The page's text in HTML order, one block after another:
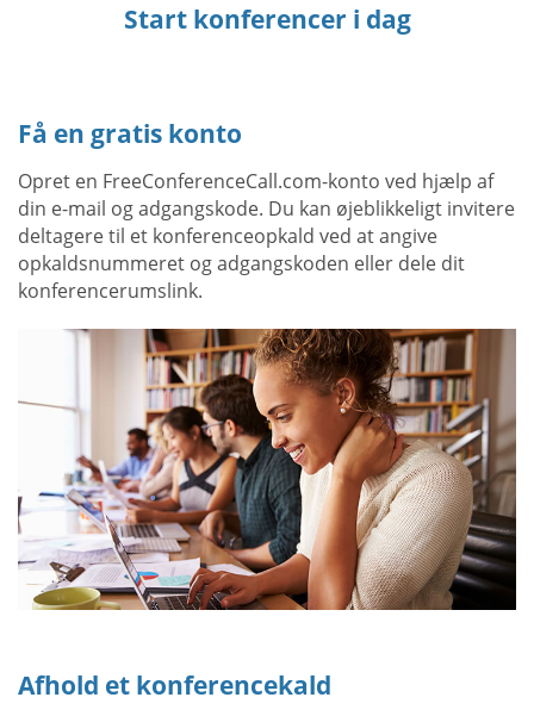
Start konferencer i dag
Få en gratis konto
Opret en FreeConferenceCall.com-konto ved hjælp af
din e-mail og adgangskode. Du kan øjeblikkeligt invitere
deltagere til et konferenceopkald ved at angive
opkaldsnummeret og adgangskoden eller dele dit
konferencerumslink.
Afhold et konferencekald